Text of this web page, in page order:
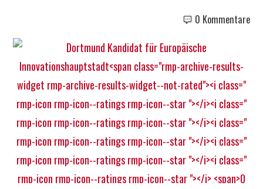
0 Kommentare